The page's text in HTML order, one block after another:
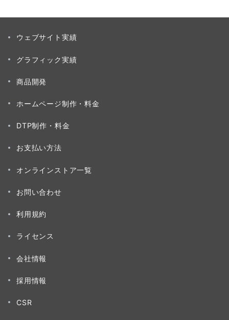
ウェブサイト実績
グラフィック実績
商品開発
ホームページ制作・料金
DTP制作・料金
お支払い方法
オンラインストア一覧
お問い合わせ
利用規約
ライセンス
会社情報
採用情報
CSR